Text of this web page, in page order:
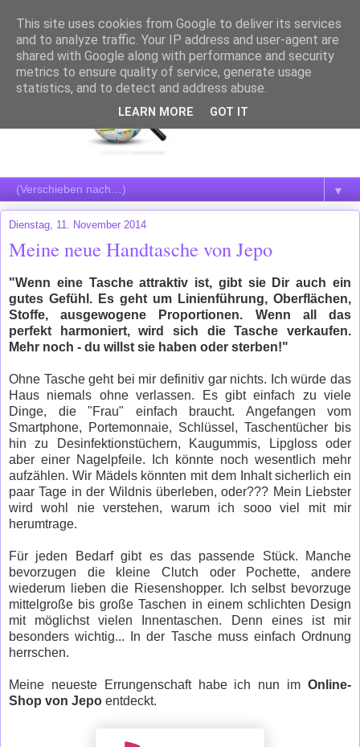
▼
Dienstag, 11. November 2014
Meine neue Handtasche von Jepo
"Wenn eine Tasche attraktiv ist, gibt sie Dir auch ein
gutes Gefühl. Es geht um Linienführung, Oberflächen,
Stoffe, ausgewogene Proportionen. Wenn all das
perfekt harmoniert, wird sich die Tasche verkaufen.
Mehr noch - du willst sie haben oder sterben!"
Ohne Tasche geht bei mir definitiv gar nichts. Ich würde das
Haus niemals ohne verlassen. Es gibt einfach zu viele
Dinge, die "Frau" einfach braucht. Angefangen vom
Smartphone, Portemonnaie, Schlüssel, Taschentücher bis
hin zu Desinfektionstüchern, Kaugummis, Lipgloss oder
aber einer Nagelpfeile. Ich könnte noch wesentlich mehr
aufzählen. Wir Mädels könnten mit dem Inhalt sicherlich ein
paar Tage in der Wildnis überleben, oder??? Mein Liebster
wird wohl nie verstehen, warum ich sooo viel mit mir
herumtrage.
Für jeden Bedarf gibt es das passende Stück. Manche
bevorzugen die kleine Clutch oder Pochette, andere
wiederum lieben die Riesenshopper. Ich selbst bevorzuge
mittelgroße bis große Taschen in einem schlichten Design
mit möglichst vielen Innentaschen. Denn eines ist mir
besonders wichtig... In der Tasche muss einfach Ordnung
herrschen.
Meine neueste Errungenschaft habe ich nun im Online-
Shop von Jepo entdeckt.
This site uses cookies from Google to deliver its services
and to analyze traffic. Your IP address and user-agent are
shared with Google along with performance and security
metrics to ensure quality of service, generate usage
statistics, and to detect and address abuse.
LEARN MORE GOT IT